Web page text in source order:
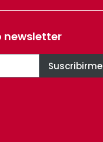
newsletter
Suscribirme